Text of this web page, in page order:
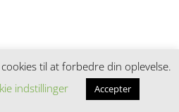
til at forbedre din oplevelse.
indstillinger Accepter